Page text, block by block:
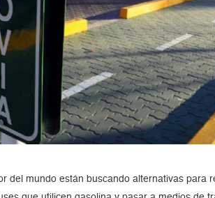
del mundo están buscando alternativas para